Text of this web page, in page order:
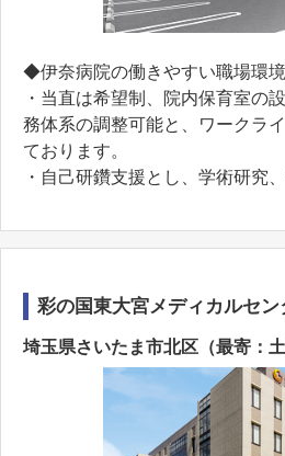
◆伊奈病院の働きやすい職場環
・当直は希望制、院内保育室の
務体系の調整可能と、ワークラ
ております。
・自己研鑽支援とし、学術研究
彩の国東大宮メディカルセン
埼玉県さいたま市北区（最寄：